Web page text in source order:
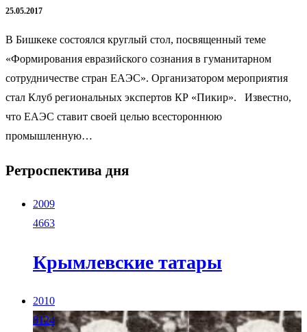
25.05.2017
В Бишкеке состоялся круглый стол, посвященный теме
«Формирования евразийского сознания в гуманитарном
сотрудничестве стран ЕАЭС». Организатором мероприятия
стал Клуб региональных экспертов КР «Пикир». Известно,
что ЕАЭС ставит своей целью всестороннюю
промышленную…
Ретроспектива дня
2009
4663
Крымлевские татары
2010
8124